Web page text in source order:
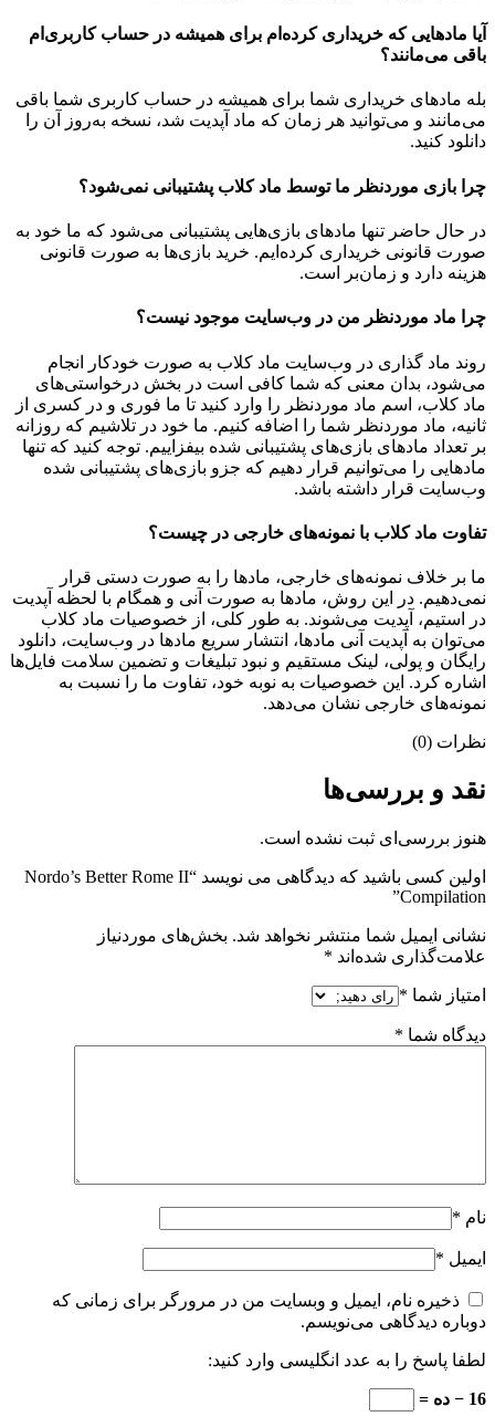
آیا مادهایی که خریداری کرده‌ام برای همیشه در حساب‌ کاربری‌ام
باقی می‌مانند؟
بله مادهای خریداری شما برای همیشه در حساب کاربری شما باقی
می‌مانند و می‌توانید هر زمان که ماد آپدیت شد، نسخه به‌روز آن را
دانلود کنید.
چرا بازی موردنظر ما توسط ماد کلاب پشتیبانی نمی‌شود؟
در حال حاضر تنها مادهای بازی‌هایی پشتیبانی می‌شود که ما خود به
صورت قانونی خریداری کرده‌ایم. خرید بازی‌ها به صورت قانونی
هزینه دارد و زمان‌بر است.
چرا ماد موردنظر من در وب‌سایت موجود نیست؟
روند ماد گذاری در وب‌سایت ماد کلاب به صورت خودکار انجام
می‌شود، بدان معنی که شما کافی است در بخش درخواستی‌های
ماد کلاب، اسم ماد موردنظر را وارد کنید تا ما فوری و در کسری از
ثانیه، ماد موردنظر شما را اضافه کنیم. ما خود در تلاشیم که روزانه
بر تعداد مادهای بازی‌های پشتیبانی شده بیفزاییم. توجه کنید که تنها
مادهایی را می‌توانیم قرار دهیم که جزو بازی‌های پشتیبانی شده
وب‌سایت قرار داشته باشد.
تفاوت ماد کلاب با نمونه‌های خارجی در چیست؟
ما بر خلاف نمونه‌های خارجی، مادها را به صورت دستی قرار
نمی‌دهیم. در این روش، مادها به صورت آنی و همگام با لحظه آپدیت
در استیم، آپدیت می‌شوند. به طور کلی، از خصوصیات ماد کلاب
می‌‌توان به آپدیت آنی مادها، انتشار سریع مادها در وب‌سایت، دانلود
رایگان و پولی، لینک مستقیم و نبود تبلیغات و تضمین سلامت فایل‌ها
اشاره کرد. این خصوصیات به نوبه خود، تفاوت ما را نسبت به
نمونه‌های خارجی نشان می‌دهد.
نظرات (0)
نقد و بررسی‌ها
هنوز بررسی‌ای ثبت نشده است.
اولین کسی باشید که دیدگاهی می نویسد “Nordo’s Better Rome II
Compilation”
نشانی ایمیل شما منتشر نخواهد شد. بخش‌های موردنیاز
علامت‌گذاری شده‌اند *
امتیاز شما *
دیدگاه شما *
نام *
ایمیل *
ذخیره نام، ایمیل و وبسایت من در مرورگر برای زمانی که
دوباره دیدگاهی می‌نویسم.
لطفا پاسخ را به عدد انگلیسی وارد کنید:
16 − ده =